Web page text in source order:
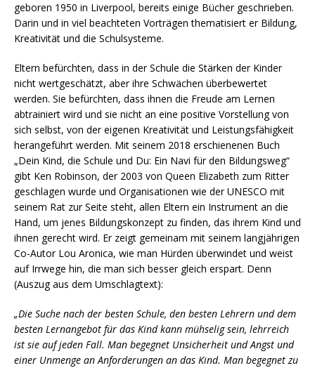
geboren 1950 in Liverpool, bereits einige Bücher geschrieben.
Darin und in viel beachteten Vorträgen thematisiert er Bildung,
Kreativität und die Schulsysteme.
Eltern befürchten, dass in der Schule die Stärken der Kinder
nicht wertgeschätzt, aber ihre Schwächen überbewertet
werden. Sie befürchten, dass ihnen die Freude am Lernen
abtrainiert wird und sie nicht an eine positive Vorstellung von
sich selbst, von der eigenen Kreativität und Leistungsfähigkeit
herangeführt werden. Mit seinem 2018 erschienenen Buch
„Dein Kind, die Schule und Du: Ein Navi für den Bildungsweg“
gibt Ken Robinson, der 2003 von Queen Elizabeth zum Ritter
geschlagen wurde und Organisationen wie der UNESCO mit
seinem Rat zur Seite steht, allen Eltern ein Instrument an die
Hand, um jenes Bildungskonzept zu finden, das ihrem Kind und
ihnen gerecht wird. Er zeigt gemeinam mit seinem langjährigen
Co-Autor Lou Aronica, wie man Hürden überwindet und weist
auf Irrwege hin, die man sich besser gleich erspart. Denn
(Auszug aus dem Umschlagtext):
„Die Suche nach der besten Schule, den besten Lehrern und dem
besten Lernangebot für das Kind kann mühselig sein, lehrreich
ist sie auf jeden Fall. Man begegnet Unsicherheit und Angst und
einer Unmenge an Anforderungen an das Kind. Man begegnet zu